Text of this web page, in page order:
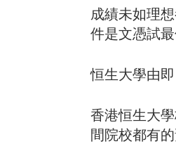
成績未如理
件是文憑試
恒生大學由
香港恒生大
間院校都有的